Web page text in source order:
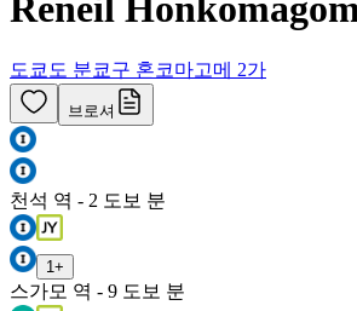
Reneil
도쿄도 분쿄구 혼코마고메 2가
브로셔
천석 역 - 2 도보 분
1 +
스가모 역 - 9 도보 분